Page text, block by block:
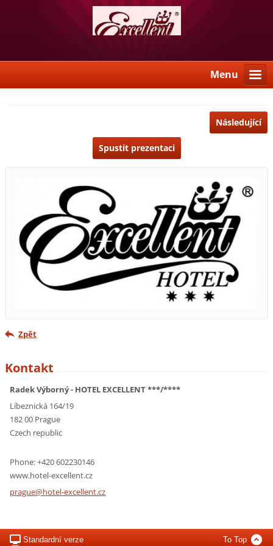
Menu
Následující
Spustit prezentaci
Zpět
Kontakt
Radek Výborný - HOTEL EXCELLENT ***/****
Líbeznická 164/19
182 00 Prague
Czech republic
Phone: +420 602230146
www.hotel-excellent.cz
prague@hotel-excellent.cz
Standardní verze To Top